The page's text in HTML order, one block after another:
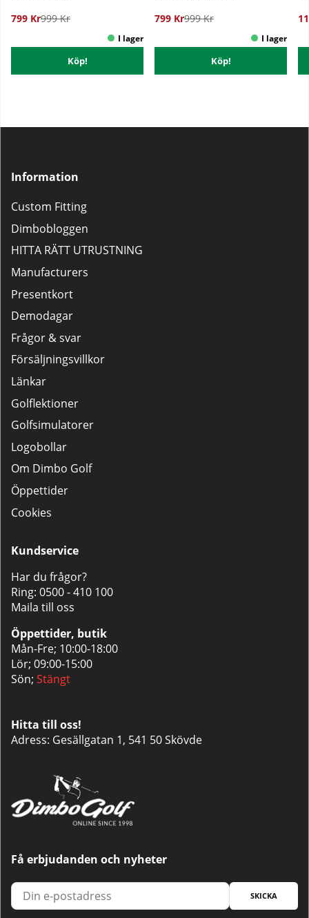
799 Kr999 Kr
Köp!
799 Kr999 Kr
Köp!
Information
Custom Fitting
Dimbobloggen
HITTA RÄTT UTRUSTNING
Manufacturers
Presentkort
Demodagar
Frågor & svar
Försäljningsvillkor
Länkar
Golflektioner
Golfsimulatorer
Logobollar
Om Dimbo Golf
Öppettider
Cookies
Kundservice
Har du frågor?
Ring: 0500 - 410 100
Maila till oss
Öppettider, butik
Mån-Fre; 10:00-18:00
Lör; 09:00-15:00
Sön; Stängt
Hitta till oss!
Adress: Gesällgatan 1, 541 50 Skövde
Få erbjudanden och nyheter
SKICKA